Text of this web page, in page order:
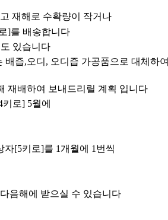
재해로 수확량이 작거나
]를 배송합니다
있습니다
배즙,오디 , 오디즙 가공품으로 대체하여
재배하여 보내드리릴 계획 입니다
키로] 5월에
자[5키로]를 1개월에 1 번씩
음해에 받으실 수 있습니다